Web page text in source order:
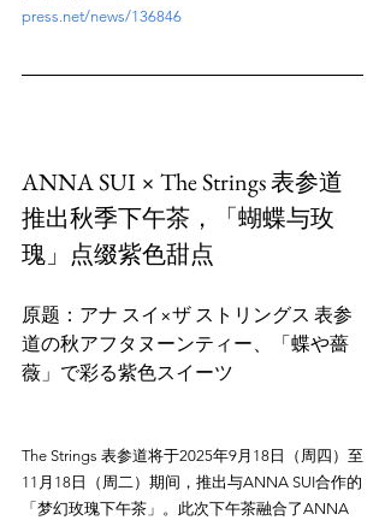
press.net/news/136846
ANNA SUI × The Strings 表参道
推出秋季下午茶，「蝴蝶与玫
瑰」点缀紫色甜点
原题：アナ スイ×ザ ストリングス 表参
道の秋アフタヌーンティー、「蝶や薔
The Strings 表参道将于2025年9月18日（周四）至
11月18日（周二）期间，推出与ANNA SUI合作的
「梦幻玫瑰下午茶」。此次下午茶融合了ANNA